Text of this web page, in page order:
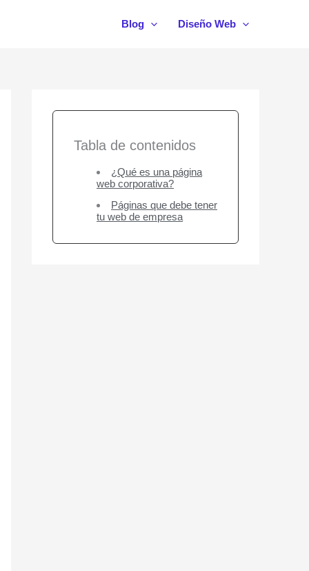
Blog Diseño Web
Tabla de contenidos
¿Qué es una página
web corporativa?
Páginas que debe tener
tu web de empresa